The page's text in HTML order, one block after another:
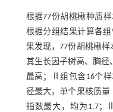
根据77份胡桃楸种质
根据分组结果计算各
果发现，77份胡桃楸
其生长因子树高、胸径
最高；Ⅱ组包含16个样
径最大，单个果核质
指数最大，均为1.7